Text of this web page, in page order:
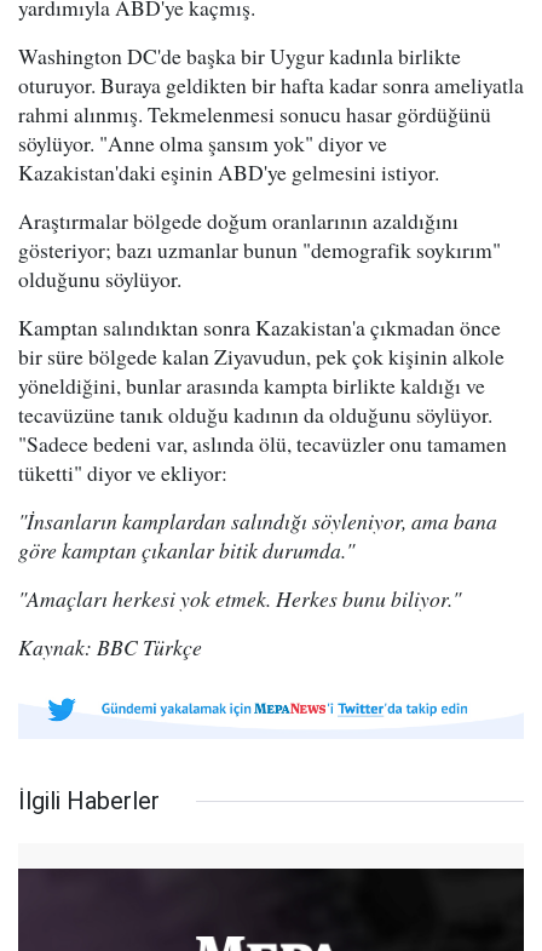
yardımıyla ABD'ye kaçmış.
Washington DC'de başka bir Uygur kadınla birlikte
oturuyor. Buraya geldikten bir hafta kadar sonra ameliyatla
rahmi alınmış. Tekmelenmesi sonucu hasar gördüğünü
söylüyor. "Anne olma şansım yok" diyor ve
Kazakistan'daki eşinin ABD'ye gelmesini istiyor.
Araştırmalar bölgede doğum oranlarının azaldığını
gösteriyor; bazı uzmanlar bunun "demografik soykırım"
olduğunu söylüyor.
Kamptan salındıktan sonra Kazakistan'a çıkmadan önce
bir süre bölgede kalan Ziyavudun, pek çok kişinin alkole
yöneldiğini, bunlar arasında kampta birlikte kaldığı ve
tecavüzüne tanık olduğu kadının da olduğunu söylüyor.
"Sadece bedeni var, aslında ölü, tecavüzler onu tamamen
tüketti" diyor ve ekliyor:
"İnsanların kamplardan salındığı söyleniyor, ama bana
göre kamptan çıkanlar bitik durumda."
"Amaçları herkesi yok etmek. Herkes bunu biliyor."
Kaynak: BBC Türkçe
İlgili Haberler